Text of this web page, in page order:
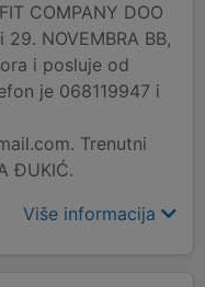
COMPANY DOO
NOVEMBRA BB,
i posluje od
je 068119947 i
Trenutni
ĐUKIĆ.
Više informacija